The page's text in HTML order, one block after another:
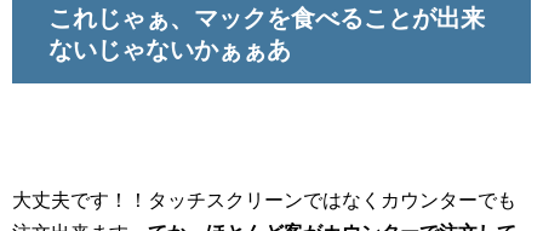
これじゃぁ、マックを食べることが出来
ないじゃないかぁぁあ
大丈夫です！！タッチスクリーンではなくカウンターでも